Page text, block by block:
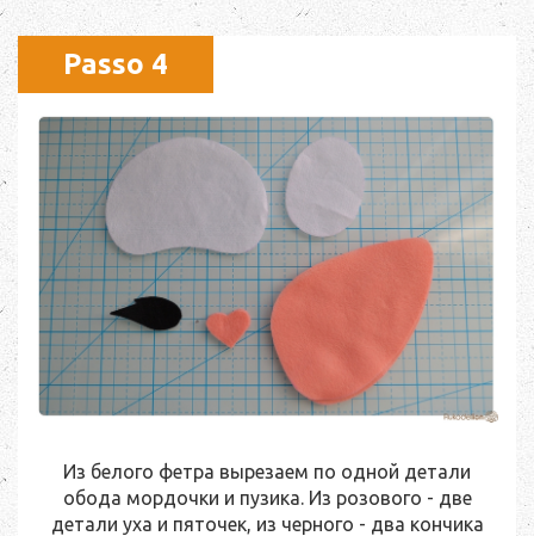
Passo 4
Из белого фетра вырезаем по одной детали
обода мордочки и пузика. Из розового - две
детали уха и пяточек, из черного - два кончика